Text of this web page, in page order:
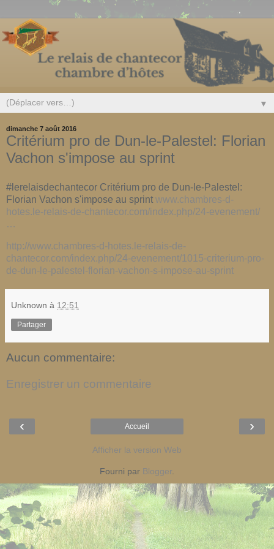
▼
dimanche 7 août 2016
Critérium pro de Dun-le-Palestel: Florian
Vachon s'impose au sprint
#lerelaisdechantecor Critérium pro de Dun-le-Palestel:
Florian Vachon s'impose au sprint www.chambres-d-
hotes.le-relais-de-chantecor.com/index.php/24-evenement/
…
http://www.chambres-d-hotes.le-relais-de-
chantecor.com/index.php/24-evenement/1015-criterium-pro-
de-dun-le-palestel-florian-vachon-s-impose-au-sprint
Unknown à 12:51
Partager
Aucun commentaire:
Enregistrer un commentaire
‹ ›
Accueil
Afficher la version Web
Fourni par Blogger